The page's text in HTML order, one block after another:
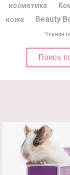
косметика
кожа
Beauty
Черная
Поиск